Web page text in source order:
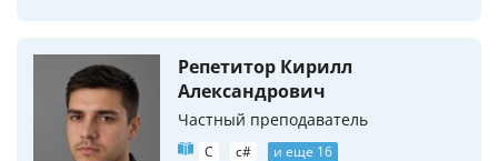
Репетитор Кирилл
Александрович
Частный преподаватель
C c#
и еще 16